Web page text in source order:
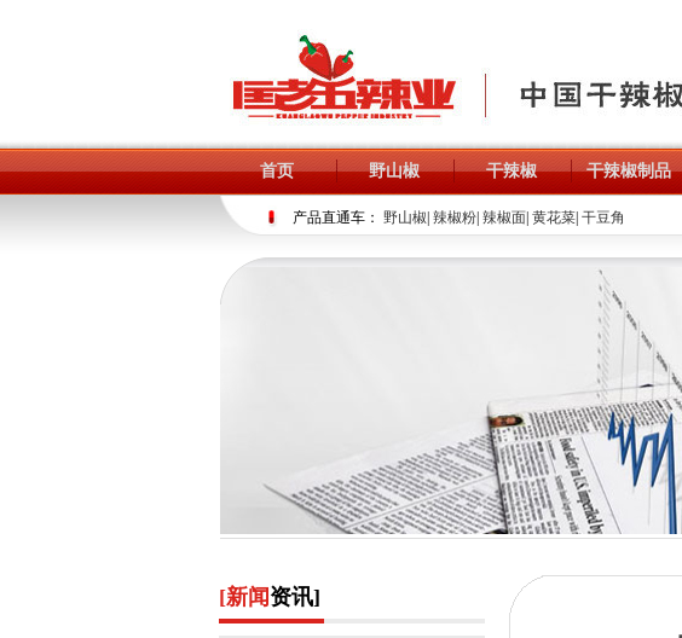
首页 野山椒 干辣椒 干辣椒制品
产品直通车： 野山椒 辣椒粉 辣椒面 黄花菜 干豆角
[新闻 资讯]